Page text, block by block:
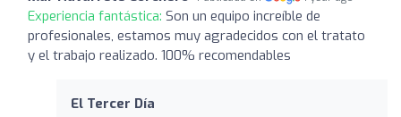
Experiencia fantástica: Son un equipo increíble de
profesionales, estamos muy agradecidos con el tratato
y el trabajo realizado. 100% recomendables
El Tercer Día